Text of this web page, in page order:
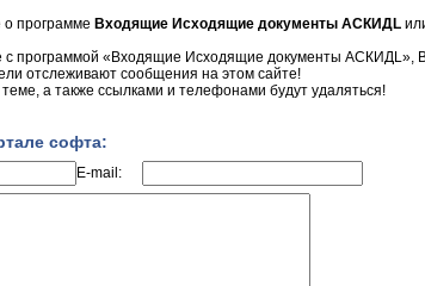
о программе Входящие Исходящие документы АСКИДL
с программой «Входящие Исходящие документы АСКИДL»,
отслеживают сообщения на этом сайте!
а также ссылками и телефонами будут удаляться!
софта:
E-mail: